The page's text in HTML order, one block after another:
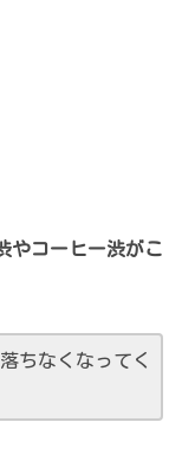
やコーヒー渋がこ
ちなくなってく